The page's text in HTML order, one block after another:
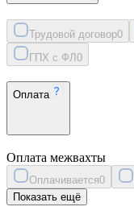
Трудовой договор0
ГПХ с ФЛ 0
Оплата
Оплата межвахты
Оплачивается0
Показать ещё